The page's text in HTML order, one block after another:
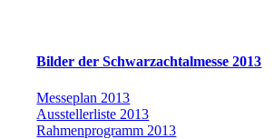
Bilder der Schwarzachtalmesse 2013
Messeplan 2013
Ausstellerliste 2013
Rahmenprogramm 2013